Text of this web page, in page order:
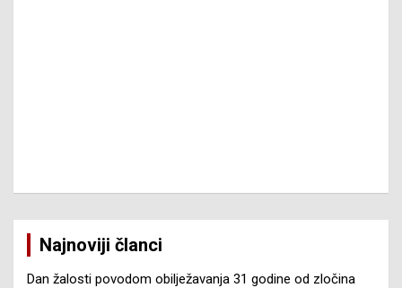
Najnoviji članci
Dan žalosti povodom obilježavanja 31 godine od zločina